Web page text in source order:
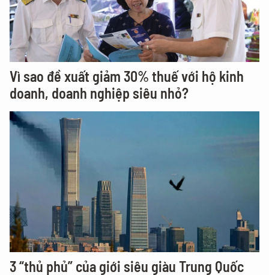
Vì sao đề xuất giảm 30% thuế với hộ kinh
doanh, doanh nghiệp siêu nhỏ?
3 “thủ phủ” của giới siêu giàu Trung Quốc